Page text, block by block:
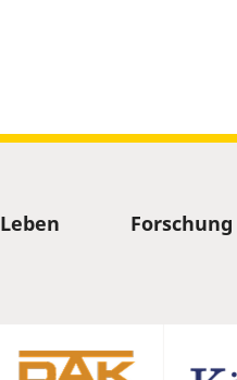
Leben Forschung